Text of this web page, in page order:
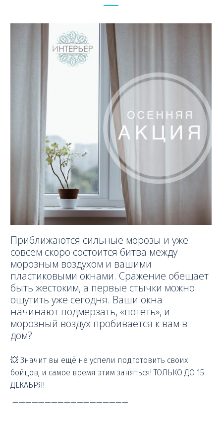
Приближаются сильные морозы и уже
совсем скоро состоится битва между
морозным воздухом и вашими
пластиковыми окнами. Сражение обещает
быть жестоким, а первые стычки можно
ощутить уже сегодня. Ваши окна
начинают подмерзать, «потеть», и
морозный воздух пробивается к вам в
дом?
💥 Значит вы ещё не успели подготовить своих
бойцов, и самое время этим заняться! ТОЛЬКО ДО 15
ДЕКАБРЯ!
——————————————————